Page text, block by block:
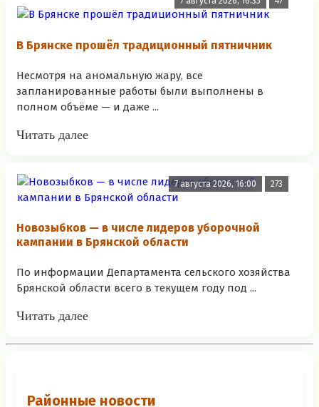
В Брянске прошёл традиционный пятничник
Несмотря на аномальную жару, все
запланированные работы были выполнены в
полном объёме — и даже ...
Читать далее
7 августа 2026, 16:00 273
Новозыбков — в числе лидеров уборочной
кампании в Брянской области
По информации Департамента сельского хозяйства
Брянской области всего в текущем году под ...
Читать далее
Районные новости